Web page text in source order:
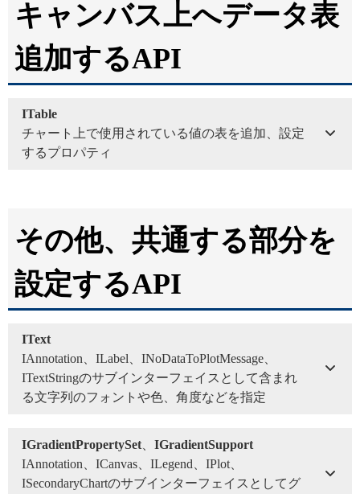
キャンバス上へデータ表
追加するAPI
ITable
チャート上で使用されている値の表を追加、設定
するプロパティ
その他、共通する部分を
設定するAPI
IText
IAnnotation、ILabel、INoDataToPlotMessage、
ITextStringのサブインターフェイスとして含まれ
る文字列のフォントや色、角度などを指定
IGradientPropertySet 、IGradientSupport
IAnnotation、ICanvas、ILegend、IPlot、
ISecondaryChartのサブインターフェイスとしてグ